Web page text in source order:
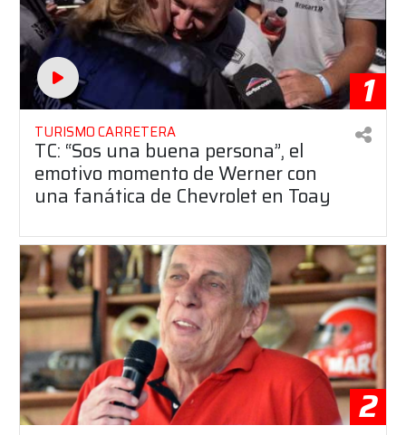
1
TURISMO CARRETERA
TC: “Sos una buena persona”, el
emotivo momento de Werner con
una fanática de Chevrolet en Toay
2